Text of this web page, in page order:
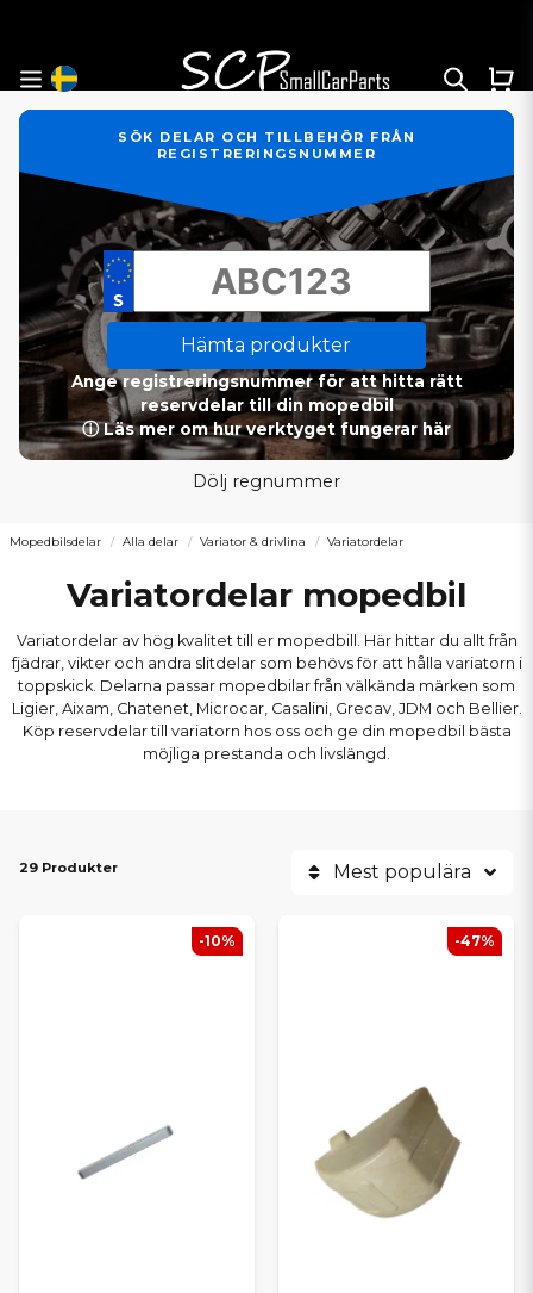
SÖK DELAR OCH TILLBEHÖR FRÅN
REGISTRERINGSNUMMER
Hämta produkter
Ange registreringsnummer för att hitta rätt
reservdelar till din mopedbil
ⓘ Läs mer om hur verktyget fungerar här
Dölj regnummer
Mopedbilsdelar Alla delar Variator & drivlina Variatordelar
Variatordelar mopedbil
Variatordelar av hög kvalitet till er mopedbill. Här hittar du allt från
fjädrar, vikter och andra slitdelar som behövs för att hålla variatorn i
toppskick. Delarna passar mopedbilar från välkända märken som
Ligier, Aixam, Chatenet, Microcar, Casalini, Grecav, JDM och Bellier.
Köp reservdelar till variatorn hos oss och ge din mopedbil bästa
möjliga prestanda och livslängd.
29 Produkter Mest populära
-10% -47%